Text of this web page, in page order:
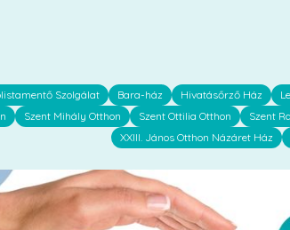
Szolgálat Bara-ház Hivatásőrző Ház
Szent Mihály Otthon Szent Ottilia Otthon Szent
XXIII. János Otthon Názáret Ház